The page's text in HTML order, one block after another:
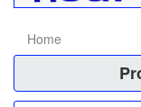
Home